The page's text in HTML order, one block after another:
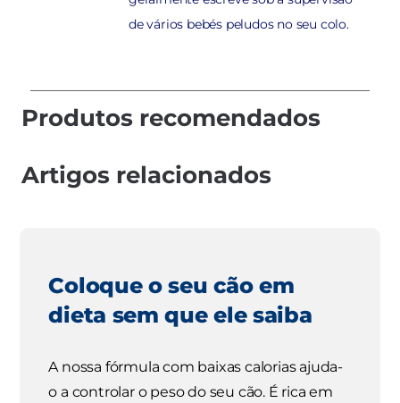
de vários bebés peludos no seu colo.
Produtos recomendados
Artigos relacionados
Coloque o seu cão em
dieta sem que ele saiba
A nossa fórmula com baixas calorias ajuda-
o a controlar o peso do seu cão. É rica em